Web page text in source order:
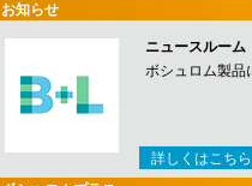
お知らせ
ニュースルーム
ボシュロム製品
詳しくはこちら